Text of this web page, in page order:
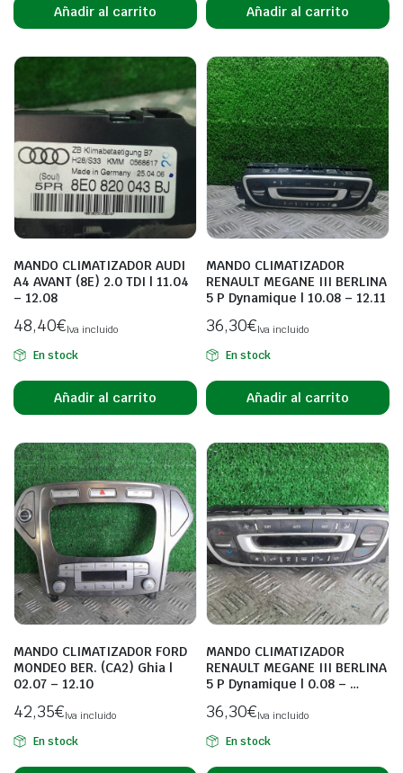
Añadir al carrito Añadir al carrito
MANDO CLIMATIZADOR AUDI
A4 AVANT (8E) 2.0 TDI | 11.04
– 12.08
48,40€Iva incluido
En stock
Añadir al carrito
MANDO CLIMATIZADOR
RENAULT MEGANE III BERLINA
5 P Dynamique | 10.08 – 12.11
36,30€Iva incluido
En stock
Añadir al carrito
MANDO CLIMATIZADOR FORD
MONDEO BER. (CA2) Ghia |
02.07 – 12.10
42,35€Iva incluido
En stock
MANDO CLIMATIZADOR
RENAULT MEGANE III BERLINA
5 P Dynamique | 0.08 – …
36,30€Iva incluido
En stock